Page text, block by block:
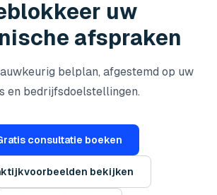
uw
afspraken
belplan, afgestemd op uw
en bedrijfsdoelstellingen.
consultatie boeken
bekijken